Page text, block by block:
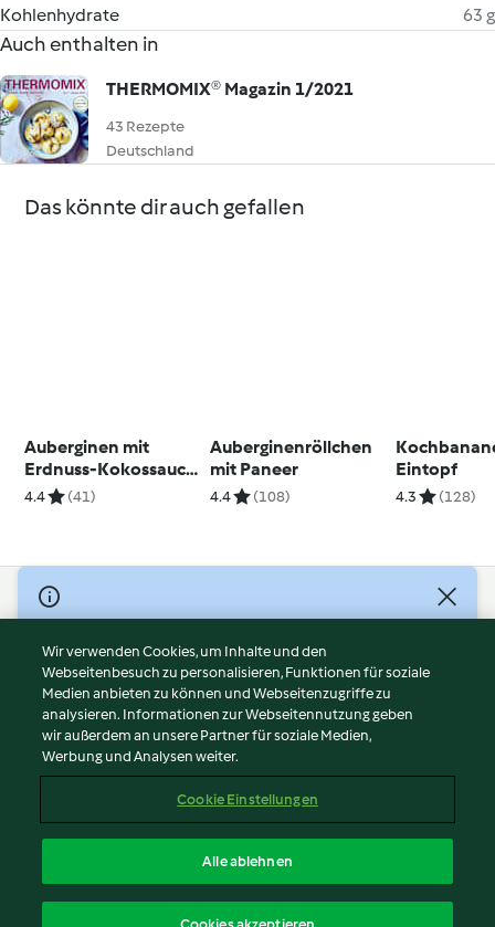
Kohlenhydrate
63 g
Auch enthalten in
THERMOMIX® Magazin 1/2021
43 Rezepte
Deutschland
Das könnte dir auch gefallen
Auberginen mit
Erdnuss-Kokossauce
und Reis
4.4 (41)
Auberginenröllchen
mit Paneer
4.4 (108)
Eintopf
4.3 (128)
© Copyright 2026
Nutzungsbedingungen
Datenschutzrichtlinien
Disclaimer
Impressum
Cookies
Abo kündigen
Erklärung zur Barrierefreiheit
Wir verwenden Cookies, um Inhalte und den
Webseitenbesuch zu personalisieren, Funktionen für soziale
Medien anbieten zu können und Webseitenzugriffe zu
analysieren. Informationen zur Webseitennutzung geben
wir außerdem an unsere Partner für soziale Medien,
Werbung und Analysen weiter.
Cookie Einstellungen
Alle ablehnen